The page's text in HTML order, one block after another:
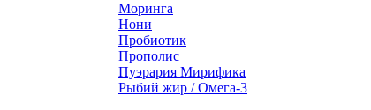
Моринга
Нони
Пробиотик
Прополис
Пуэрария Мирифика
Рыбий жир / Омега-3